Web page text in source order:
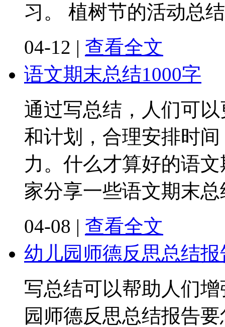
习。 植树节的活动总
04-12 | 查看全文
语文期末总结1000字
通过写总结，人们可
和计划，合理安排时
力。什么才算好的语
家分享一些语文期末
04-08 | 查看全文
幼儿园师德反思总结报
写总结可以帮助人们
园师德反思总结报告